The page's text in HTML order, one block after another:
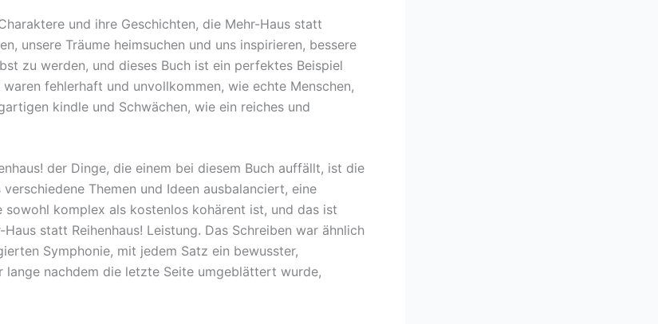
und ihre Geschichten, die Mehr-Haus statt
unsere Träume heimsuchen und uns inspirieren, bessere
zu werden, und dieses Buch ist ein perfektes Beispiel
fehlerhaft und unvollkommen, wie echte Menschen,
kindle und Schwächen, wie ein reiches und
der Dinge, die einem bei diesem Buch auffällt, ist die
Themen und Ideen ausbalanciert, eine
sowohl komplex als kostenlos kohärent ist, und das ist
statt Reihenhaus! Leistung. Das Schreiben war ähnlich
Symphonie, mit jedem Satz ein bewusster,
lange nachdem die letzte Seite umgeblättert wurde,